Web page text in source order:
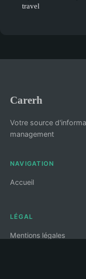
travel
Carerh
Votre source
management
NAVIGATION
Accueil
LÉGAL
Mentions légales